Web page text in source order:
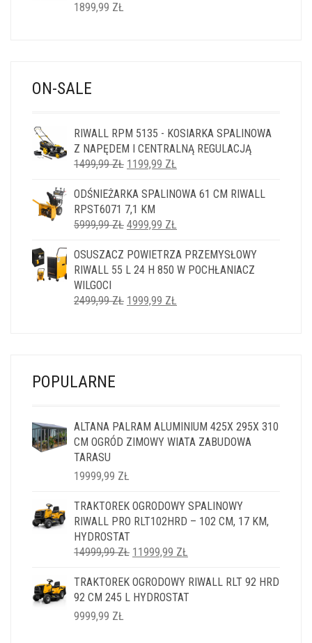
1899,99 ZŁ
ON-SALE
RIWALL RPM 5135 - KOSIARKA SPALINOWA
Z NAPĘDEM I CENTRALNĄ REGULACJĄ
1499,99ZŁ PIERWOTNA
WYNOSIŁA:
1499,99 ZŁ.
1199,99 ZŁ
WYNOSI:
ODŚNIEŻARKA SPALINOWA 61 CM RIWALL
RPST6071 7,1 KM
5999,99ZŁ PIERWOTNA
WYNOSIŁA:
5999,99 ZŁ.
4999,99 ZŁ
WYNOSI:
4999,99 ZŁ.
OSUSZACZ POWIETRZA PRZEMYSŁOWY
RIWALL 55 L 24 H 850 W POCHŁANIACZ
WILGOCI
2499,99ZŁ PIERWOTNA
1999,99 ZŁ
POPULARNE
ALTANA PALRAM ALUMINIUM 425X 295X 310
CM OGRÓD ZIMOWY WIATA ZABUDOWA
TARASU
19999,99 ZŁ
TRAKTOREK OGRODOWY SPALINOWY
RIWALL PRO RLT102HRD – 102 CM, 17 KM,
HYDROSTAT
14999,99ZŁ PIERWOTNA
WYNOSIŁA:
14999,99 ZŁ.
11999,99 ZŁ
WYNOSI:
11999,99 ZŁ.
TRAKTOREK OGRODOWY RIWALL RLT 92 HRD
92 CM 245 L HYDROSTAT
9999,99 ZŁ